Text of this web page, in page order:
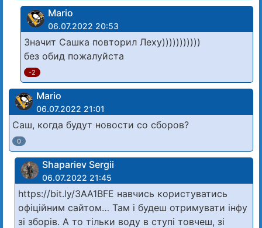
Mario
06.07.2022 20:53
Значит Сашка повторил Леху)))))))))))
без обид пожалуйста
-2
Mario
06.07.2022 21:01
Саш, когда будут новости со сборов?
0
Shapariev Sergii
06.07.2022 21:45
https://bit.ly/3AA1BFE навчись користуватись
офіційним сайтом… Там і будеш отримувати інфу
зі зборів. А то тільки воду в ступі товчеш, зі